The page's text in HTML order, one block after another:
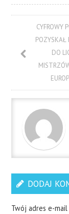
CYFROWY
POZYSKAŁ
DO
DODAJ
Twój adres e-